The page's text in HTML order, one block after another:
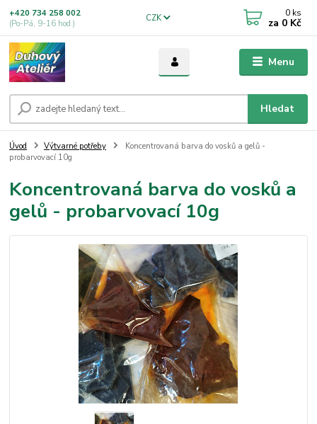
Menu
CZK
Hledat
+420 734 258 002
(Po-Pá, 9-16 hod.)
0 ks
za 0 Kč
Úvod Výtvarné potřeby
Koncentrovaná barva do vosků a gelů -
probarvovací 10g
Koncentrovaná barva do vosků a
gelů - probarvovací 10g